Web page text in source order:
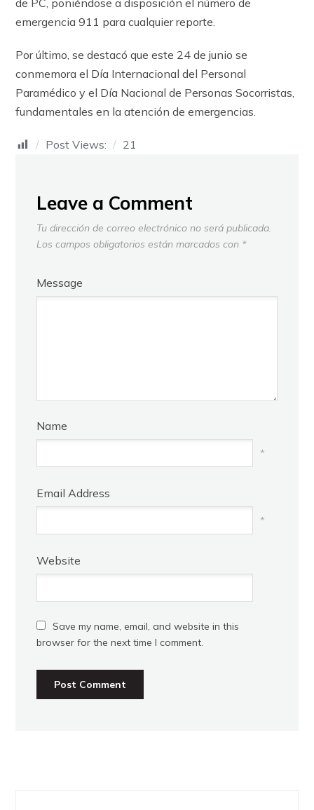
de PC, poniéndose a disposición el número de
emergencia 911 para cualquier reporte.
Por último, se destacó que este 24 de junio se
conmemora el Día Internacional del Personal
Paramédico y el Día Nacional de Personas Socorristas,
fundamentales en la atención de emergencias.
Post Views: 21
Leave a Comment
Tu dirección de correo electrónico no será publicada.
Los campos obligatorios están marcados con *
Message
Name
*
Email Address
*
Website
Save my name, email, and website in this
browser for the next time I comment.